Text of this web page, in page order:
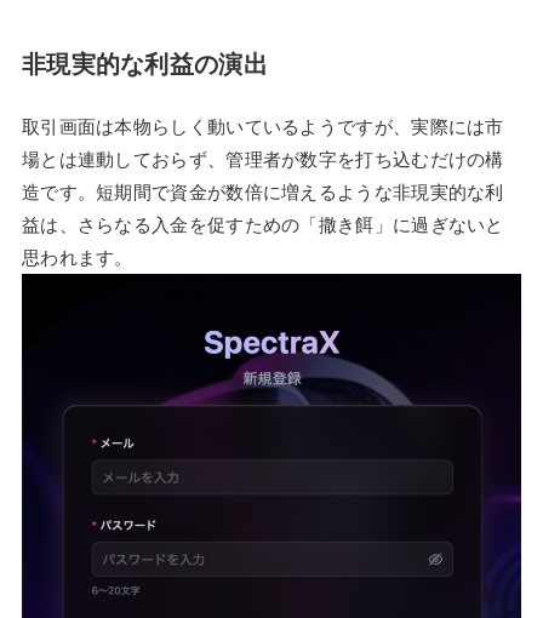
非現実的な利益の演出
取引画面は本物らしく動いているようですが、実際には市
場とは連動しておらず、管理者が数字を打ち込むだけの構
造です。短期間で資金が数倍に増えるような非現実的な利
益は、さらなる入金を促すための「撒き餌」に過ぎないと
思われます。